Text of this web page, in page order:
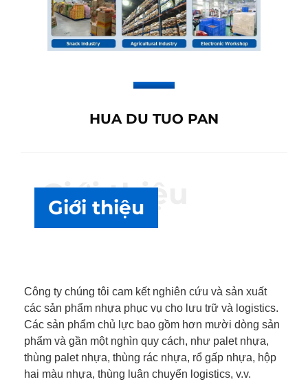
HUA DU TUO PAN
Giới thiệu
Giới thiệu
Công ty chúng tôi cam kết nghiên cứu và sản xuất
các sản phẩm nhựa phục vụ cho lưu trữ và logistics.
Các sản phẩm chủ lực bao gồm hơn mười dòng sản
phẩm và gần một nghìn quy cách, như palet nhựa,
thùng palet nhựa, thùng rác nhựa, rổ gấp nhựa, hộp
hai màu nhựa, thùng luân chuyển logistics, v.v.